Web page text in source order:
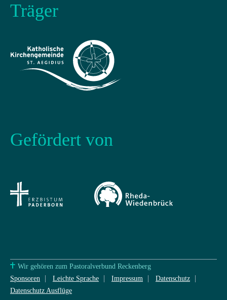
Träger
Gefördert von
Wir gehören zum Pastoralverbund Reckenberg
Sponsoren
Leichte Sprache Impressum
Datenschutz
Datenschutz Ausflüge